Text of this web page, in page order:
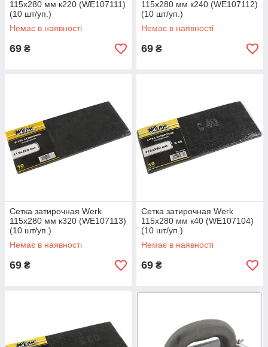
115х280 мм к220 (WE107111)
(10 шт/уп.)
Немає в наявності
69 ₴
115х280 мм к240 (WE107112)
(10 шт/уп.)
Немає в наявності
69 ₴
Сетка затирочная Werk
115х280 мм к320 (WE107113)
(10 шт/уп.)
Немає в наявності
69 ₴
Сетка затирочная Werk
115х280 мм к40 (WE107104)
(10 шт/уп.)
Немає в наявності
69 ₴